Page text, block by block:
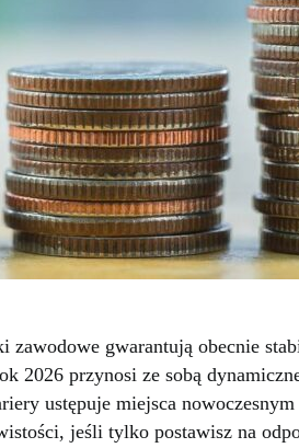
zawodowe gwarantują obecnie
2026 przynosi ze sobą
ustępuje miejsca
jeśli tylko postawisz na